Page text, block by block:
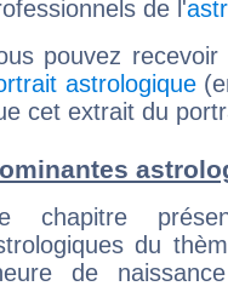
de l'
pouvez
astrologique
cet extrait du
chapitre
du
de